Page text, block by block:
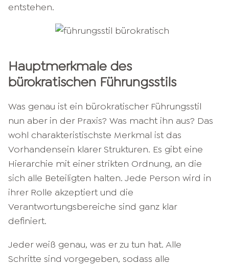
entstehen.
Hauptmerkmale des
bürokratischen Führungsstils
Was genau ist ein bürokratischer Führungsstil
nun aber in der Praxis? Was macht ihn aus? Das
wohl charakteristischste Merkmal ist das
Vorhandensein klarer Strukturen. Es gibt eine
Hierarchie mit einer strikten Ordnung, an die
sich alle Beteiligten halten. Jede Person wird in
ihrer Rolle akzeptiert und die
Verantwortungsbereiche sind ganz klar
definiert.
Jeder weiß genau, was er zu tun hat. Alle
Schritte sind vorgegeben, sodass alle